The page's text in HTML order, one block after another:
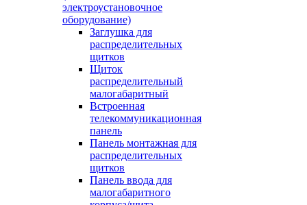
электроустановочное
оборудование)
Заглушка для
распределительных
щитков
Щиток
распределительный
малогабаритный
Встроенная
телекоммуникационная
панель
Панель монтажная для
распределительных
щитков
Панель ввода для
малогабаритного